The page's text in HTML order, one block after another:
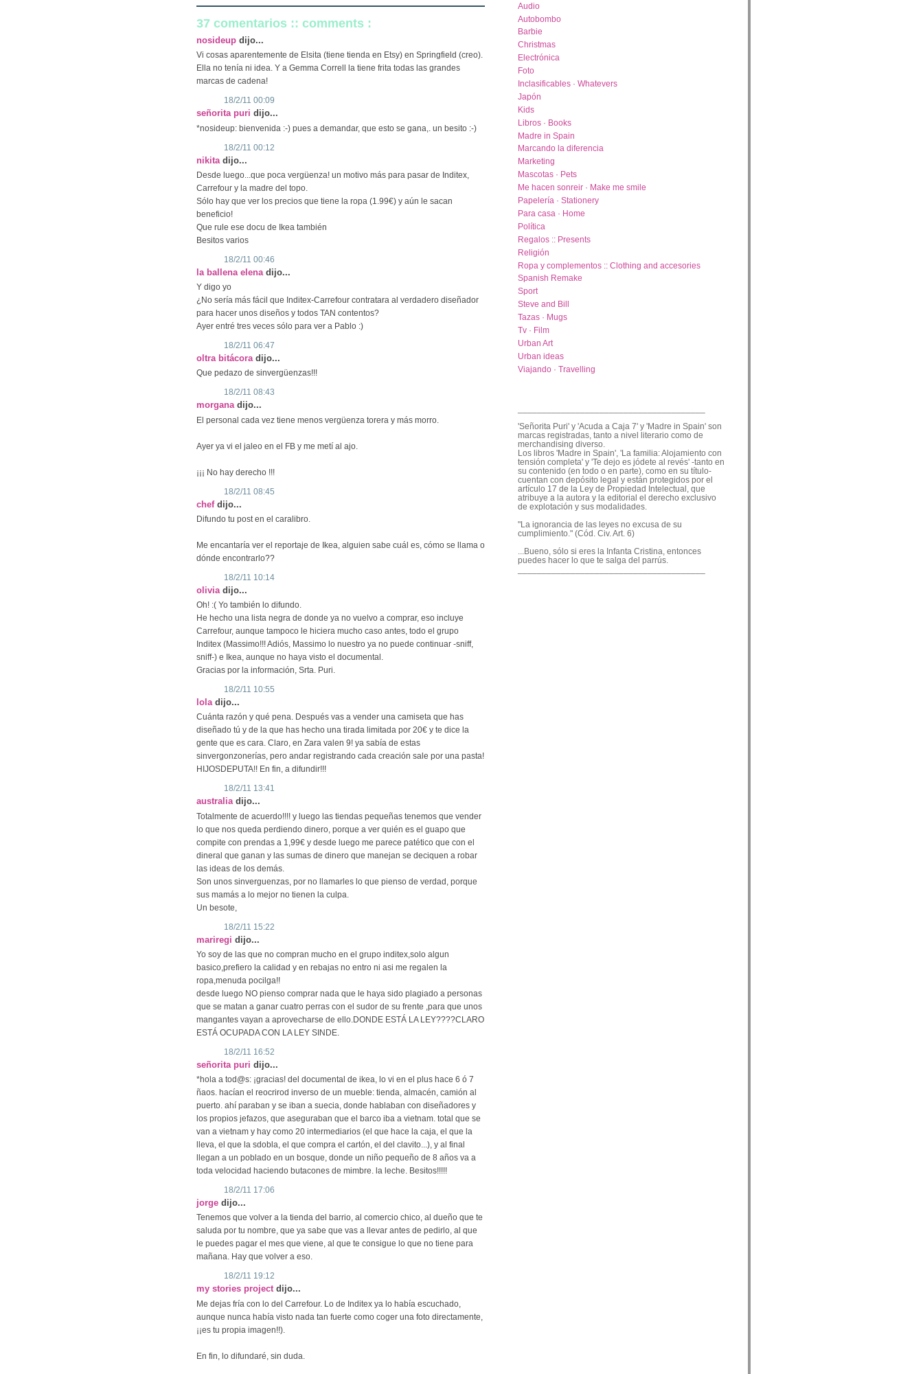
37 comentarios :: comments :
nosideup dijo...
Vi cosas aparentemente de Elsita (tiene tienda en Etsy) en Springfield (creo).
Ella no tenía ni idea. Y a Gemma Correll la tiene frita todas las grandes
marcas de cadena!
18/2/11 00:09
señorita puri dijo...
*nosideup: bienvenida :-) pues a demandar, que esto se gana,. un besito :-)
18/2/11 00:12
nikita dijo...
Desde luego...que poca vergüenza! un motivo más para pasar de Inditex,
Carrefour y la madre del topo.
Sólo hay que ver los precios que tiene la ropa (1.99€) y aún le sacan
beneficio!
Que rule ese docu de Ikea también
Besitos varios
18/2/11 00:46
la ballena elena dijo...
Y digo yo
¿No sería más fácil que Inditex-Carrefour contratara al verdadero diseñador
para hacer unos diseños y todos TAN contentos?
Ayer entré tres veces sólo para ver a Pablo :)
18/2/11 06:47
oltra bitácora dijo...
Que pedazo de sinvergüenzas!!!
18/2/11 08:43
morgana dijo...
El personal cada vez tiene menos vergüenza torera y más morro.
Ayer ya vi el jaleo en el FB y me metí al ajo.
¡¡¡ No hay derecho !!!
18/2/11 08:45
chef dijo...
Difundo tu post en el caralibro.
Me encantaría ver el reportaje de Ikea, alguien sabe cuál es, cómo se llama o
dónde encontrarlo??
18/2/11 10:14
olivia dijo...
Oh! :( Yo también lo difundo.
He hecho una lista negra de donde ya no vuelvo a comprar, eso incluye
Carrefour, aunque tampoco le hiciera mucho caso antes, todo el grupo
Inditex (Massimo!!! Adiós, Massimo lo nuestro ya no puede continuar -sniff,
sniff-) e Ikea, aunque no haya visto el documental.
Gracias por la información, Srta. Puri.
18/2/11 10:55
lola dijo...
Cuánta razón y qué pena. Después vas a vender una camiseta que has
diseñado tú y de la que has hecho una tirada limitada por 20€ y te dice la
gente que es cara. Claro, en Zara valen 9! ya sabía de estas
sinvergonzonerías, pero andar registrando cada creación sale por una pasta!
HIJOSDEPUTA!! En fin, a difundir!!!
18/2/11 13:41
australia dijo...
Totalmente de acuerdo!!!! y luego las tiendas pequeñas tenemos que vender
lo que nos queda perdiendo dinero, porque a ver quién es el guapo que
compite con prendas a 1,99€ y desde luego me parece patético que con el
dineral que ganan y las sumas de dinero que manejan se deciquen a robar
las ideas de los demás.
Son unos sinverguenzas, por no llamarles lo que pienso de verdad, porque
sus mamás a lo mejor no tienen la culpa.
Un besote,
18/2/11 15:22
mariregi dijo...
Yo soy de las que no compran mucho en el grupo inditex,solo algun
basico,prefiero la calidad y en rebajas no entro ni asi me regalen la
ropa,menuda pocilga!!
desde luego NO pienso comprar nada que le haya sido plagiado a personas
que se matan a ganar cuatro perras con el sudor de su frente ,para que unos
mangantes vayan a aprovecharse de ello.DONDE ESTÁ LA LEY????CLARO
ESTÁ OCUPADA CON LA LEY SINDE.
18/2/11 16:52
señorita puri dijo...
*hola a tod@s: ¡gracias! del documental de ikea, lo vi en el plus hace 6 ó 7
ñaos. hacían el reocrirod inverso de un mueble: tienda, almacén, camión al
puerto. ahí paraban y se iban a suecia, donde hablaban con diseñadores y
los propios jefazos, que aseguraban que el barco iba a vietnam. total que se
van a vietnam y hay como 20 intermediarios (el que hace la caja, el que la
lleva, el que la sdobla, el que compra el cartón, el del clavito...), y al final
llegan a un poblado en un bosque, donde un niño pequeño de 8 años va a
toda velocidad haciendo butacones de mimbre. la leche. Besitos!!!!!
18/2/11 17:06
jorge dijo...
Tenemos que volver a la tienda del barrio, al comercio chico, al dueño que te
saluda por tu nombre, que ya sabe que vas a llevar antes de pedirlo, al que
le puedes pagar el mes que viene, al que te consigue lo que no tiene para
mañana. Hay que volver a eso.
18/2/11 19:12
my stories project dijo...
Me dejas fría con lo del Carrefour. Lo de Inditex ya lo había escuchado,
aunque nunca había visto nada tan fuerte como coger una foto directamente,
¡¡es tu propia imagen!!).
En fin, lo difundaré, sin duda.
Audio
Autobombo
Barbie
Christmas
Electrónica
Foto
Inclasificables · Whatevers
Japón
Kids
Libros · Books
Madre in Spain
Marcando la diferencia
Marketing
Mascotas · Pets
Me hacen sonreir · Make me smile
Papelería · Stationery
Para casa · Home
Política
Regalos :: Presents
Religión
Ropa y complementos :: Clothing and accesories
Spanish Remake
Sport
Steve and Bill
Tazas · Mugs
Tv · Film
Urban Art
Urban ideas
Viajando · Travelling
'Señorita Puri' y 'Acuda a Caja 7' y 'Madre in Spain' son
marcas registradas, tanto a nivel literario como de
merchandising diverso.
Los libros 'Madre in Spain', 'La familia: Alojamiento con
tensión completa' y 'Te dejo es jódete al revés' -tanto en
su contenido (en todo o en parte), como en su título-
cuentan con depósito legal y están protegidos por el
artículo 17 de la Ley de Propiedad Intelectual, que
atribuye a la autora y la editorial el derecho exclusivo
de explotación y sus modalidades.
"La ignorancia de las leyes no excusa de su
cumplimiento." (Cód. Civ. Art. 6)
...Bueno, sólo si eres la Infanta Cristina, entonces
puedes hacer lo que te salga del parrús.